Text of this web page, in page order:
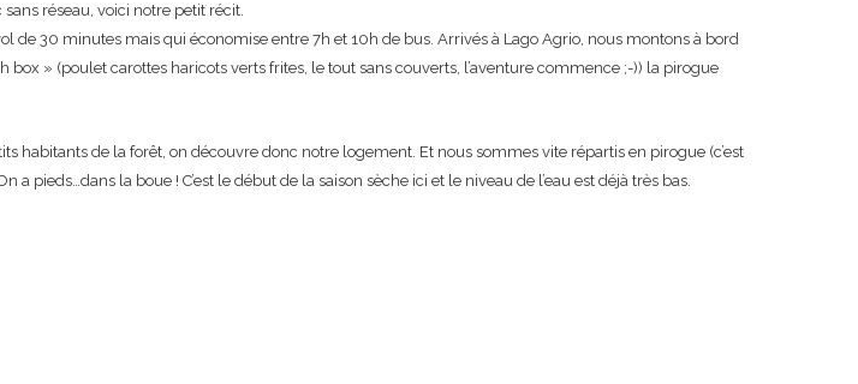
réseau, voici notre petit récit.
30 minutes mais qui économise entre 7h et 10h de bus. Arrivés à Lago Agrio, nous montons à bord
» (poulet carottes haricots verts frites, le tout sans couverts, l’aventure commence ;-)) la pirogue
habitants de la forêt, on découvre donc notre logement. Et nous sommes vite répartis en pirogue (c’est
la boue ! C’est le début de la saison sèche ici et le niveau de l’eau est déjà très bas.